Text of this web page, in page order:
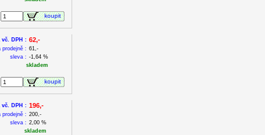
koupit
vč. DPH : 62,-
prodejně : 61,-
sleva : -1,64 %
skladem
koupit
vč. DPH : 196,-
prodejně : 200,-
sleva : 2,00 %
skladem